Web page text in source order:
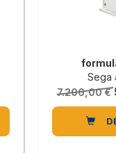
Sega
7.206,00 €